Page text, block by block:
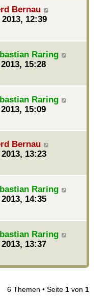
Bernau
12:39
Raring
15:28
Raring
15:09
Bernau
13:23
Raring
14:35
Raring
13:37
6 Themen • Seite 1von 1